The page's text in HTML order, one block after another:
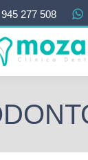
945 277 508